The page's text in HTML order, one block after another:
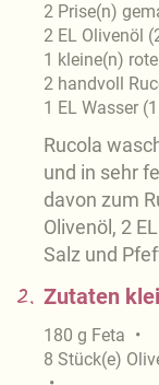
2 Prise(n)
2 EL Olivenöl (
1 kleine(n)
2 handvoll
1 EL Wasser (
Rucola
und in sehr
davon zum
Olivenöl, 2
Salz und
2. Zutaten
180 g Feta
8 Stück(e)